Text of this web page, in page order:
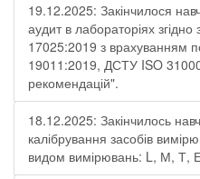
19.12.2025: Закінчилося
аудит в лабораторіях
17025:2019 з врахуванням
19011:2019, ДСТУ ISO
рекомендацій".
18.12.2025: Закінчилось
калібрування засобів
видом вимірювань: L, М, Т,